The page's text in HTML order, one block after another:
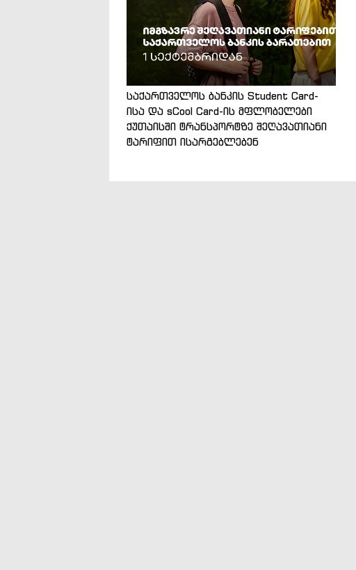
საქართველოს ბანკის Student Card-
ისა და sCool Card-ის მფლობელები
ქუთაისში ტრანსპორტზე შეღავათიანი
ტარიფით ისარგებლებენ